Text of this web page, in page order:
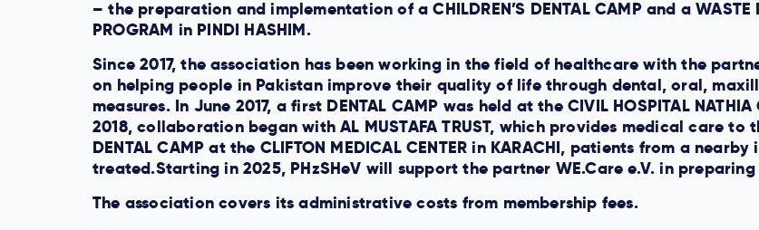
– the preparation and implementation of a CHILDREN’S DENTAL CAMP and a WASTE
PROGRAM in PINDI HASHIM.
Since 2017, the association has been working in the field of healthcare with the
on helping people in Pakistan improve their quality of life through dental, oral,
measures. In June 2017, a first DENTAL CAMP was held at the CIVIL HOSPITAL
2018, collaboration began with AL MUSTAFA TRUST, which provides medical care
DENTAL CAMP at the CLIFTON MEDICAL CENTER in KARACHI, patients from a
treated.Starting in 2025, PHzSHeV will support the partner WE.Care e.V. in preparing
The association covers its administrative costs from membership fees.